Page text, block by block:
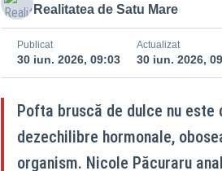
Realitatea de Satu Mare
Publicat
30 iun. 2026, 09:03
Actualizat
30 iun. 2026,
Pofta bruscă de dulce nu
dezechilibre hormonale,
organism. Nicole Păcuraru